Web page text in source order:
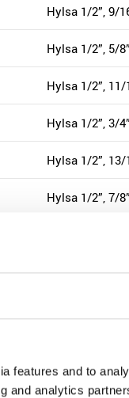
features and to
and analytics
Hylsa 1/2”, 9/
Hylsa 1/2”, 5/
Hylsa 1/2”, 11/
Hylsa 1/2”, 3/
Hylsa 1/2”, 13/
Hylsa 1/2”, 7/
Hylsa 1/2”, 1”
Hylsa 1/2”, 1